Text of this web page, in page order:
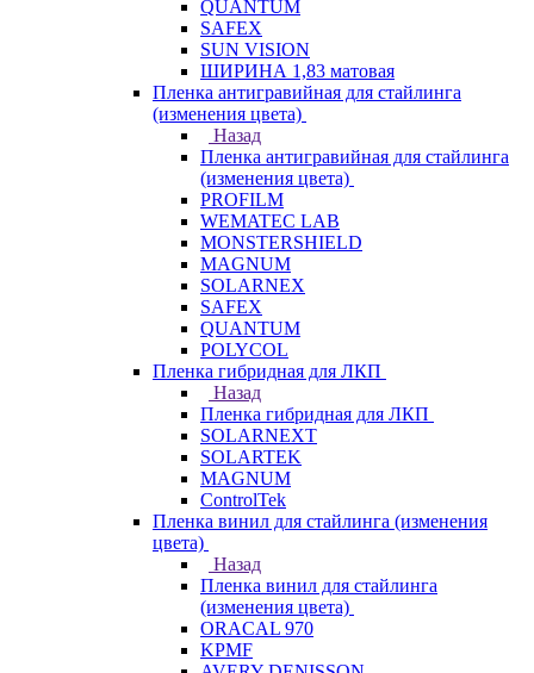
QUANTUM
SAFEX
SUN VISION
ШИРИНА 1,83 матовая
Пленка антигравийная для стайлинга
(изменения цвета)
Назад
Пленка антигравийная для стайлинга
(изменения цвета)
PROFILM
WEMATEC LAB
MONSTERSHIELD
MAGNUM
SOLARNEX
SAFEX
QUANTUM
POLYCOL
Пленка гибридная для ЛКП
Назад
Пленка гибридная для ЛКП
SOLARNEXT
SOLARTEK
MAGNUM
ControlTek
Пленка винил для стайлинга (изменения
цвета)
Назад
Пленка винил для стайлинга
(изменения цвета)
ORACAL 970
KPMF